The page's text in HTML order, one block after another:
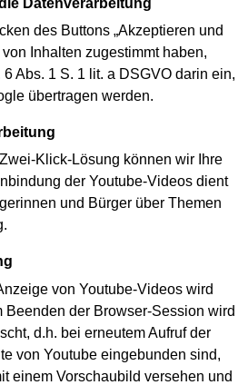
des Buttons „Akzeptieren und
Inhalten zugestimmt haben,
Abs. 1 S. 1 lit. a DSGVO darin ein,
übertragen werden.
Klick-Lösung können wir Ihre
der Youtube-Videos dient
und Bürger über Themen
von Youtube-Videos wird
Beenden der Browser-Session wird
d.h. bei erneutem Aufruf der
von Youtube eingebunden sind,
einem Vorschaubild versehen und